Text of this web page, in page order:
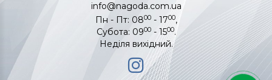
info@nagoda.com.ua
Пн - Пт: 0800- 1700,
Субота: 0900- 1500.
Неділя вихідний.